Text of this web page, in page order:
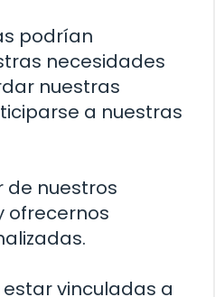
podrían
necesidades
nuestras
a nuestras
de nuestros
ofrecernos
vinculadas a